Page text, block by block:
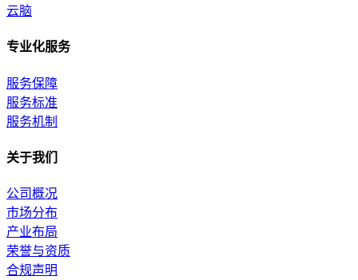
云脑
专业化服务
服务保障
服务标准
服务机制
关于我们
公司概况
市场分布
产业布局
荣誉与资质
合规声明